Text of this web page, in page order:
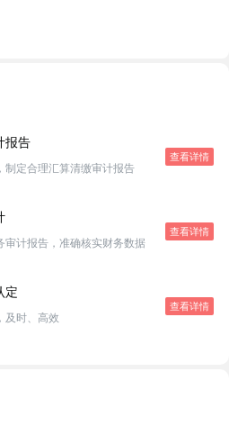
报告
制定合理汇算清缴审计报告
查看详情
审计报告，准确核实财务数据
查看详情
定
及时、高效
查看详情